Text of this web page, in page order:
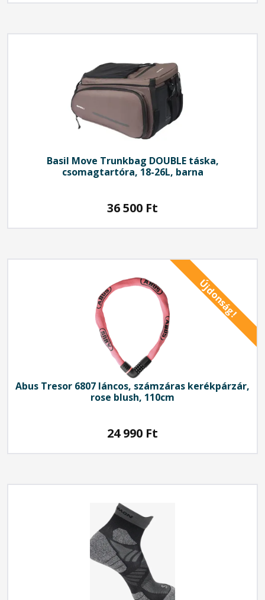
Basil Move Trunkbag DOUBLE táska,
csomagtartóra, 18-26L, barna
36 500 Ft
Újdonság!
Abus Tresor 6807 láncos, számzáras kerékpárzár,
rose blush, 110cm
24 990 Ft